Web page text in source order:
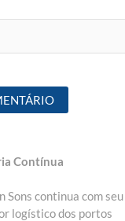
Contínua
Sons continua com
logístico dos portos